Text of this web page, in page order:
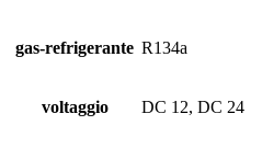
gas-refrigerante R134a
voltaggio DC 12, DC 24